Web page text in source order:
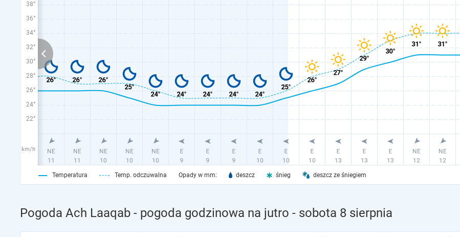
38°
36°
34°
32°
30°
28°
26°
24°
22°
km/h
Temperatura Temp. odczuwalna Opady w mm: deszcz śnieg deszcz ze śniegiem
Pogoda Ach Laaqab - pogoda godzinowa na jutro - sobota 8 sierpnia